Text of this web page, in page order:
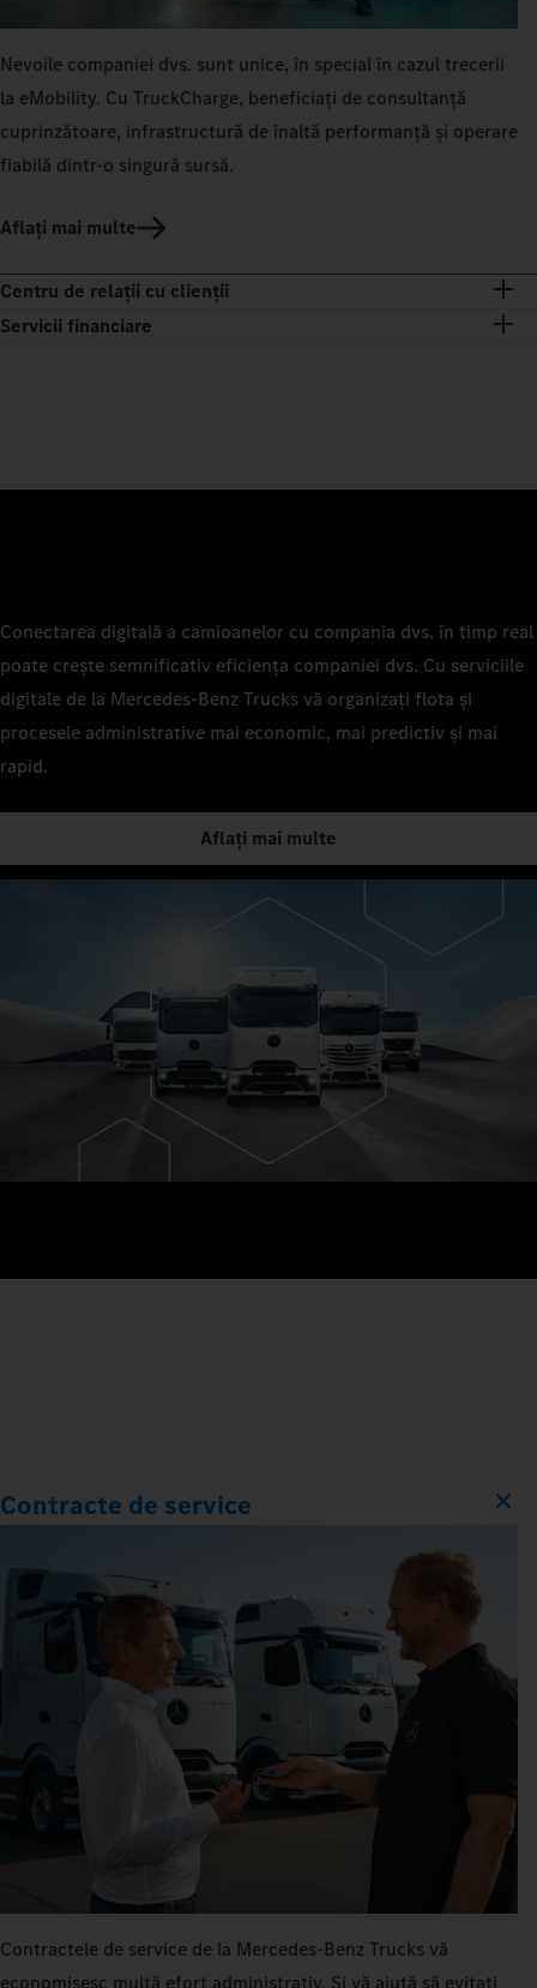
Nevoile companiei dvs. sunt unice, în special în cazul trecerii
la eMobility. Cu TruckCharge, beneficiați de consultanță
cuprinzătoare, infrastructură de înaltă performanță și operare
fiabilă dintr-o singură sursă.
Aflați mai multe
Centru de relații cu clienții
Servicii financiare
Conectarea digitală a camioanelor cu compania dvs. în timp real
poate crește semnificativ eficiența companiei dvs. Cu serviciile
digitale de la Mercedes‑Benz Trucks vă organizați flota și
procesele administrative mai economic, mai predictiv și mai
rapid.
Aflați mai multe
Contracte de service
Contractele de service de la Mercedes‑Benz Trucks vă
economisesc multă efort administrativ. Și vă ajută să evitați